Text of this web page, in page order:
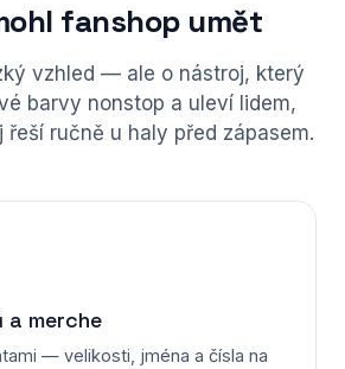
fanshop umět
vzhled — ale o nástroj, který
barvy nonstop a uleví lidem,
řeší ručně u haly před zápasem.
a merche
— velikosti, jména a čísla na